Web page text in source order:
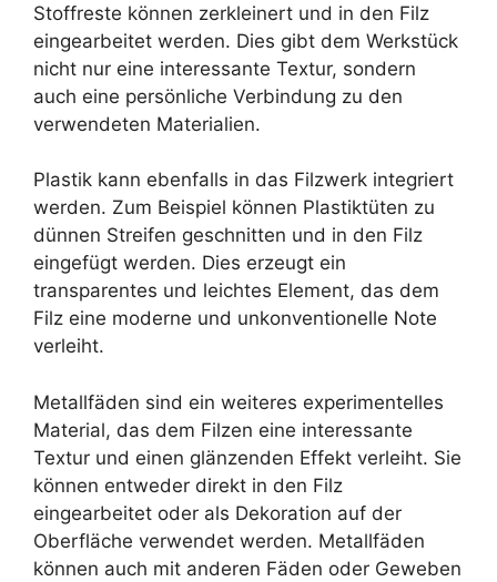
Stoffreste können zerkleinert und in den Filz
eingearbeitet werden. Dies gibt dem Werkstück
nicht nur eine interessante Textur, sondern
auch eine persönliche Verbindung zu den
verwendeten Materialien.
Plastik kann ebenfalls in das Filzwerk integriert
werden. Zum Beispiel können Plastiktüten zu
dünnen Streifen geschnitten und in den Filz
eingefügt werden. Dies erzeugt ein
transparentes und leichtes Element, das dem
Filz eine moderne und unkonventionelle Note
verleiht.
Metallfäden sind ein weiteres experimentelles
Material, das dem Filzen eine interessante
Textur und einen glänzenden Effekt verleiht. Sie
können entweder direkt in den Filz
eingearbeitet oder als Dekoration auf der
Oberfläche verwendet werden. Metallfäden
können auch mit anderen Fäden oder Geweben